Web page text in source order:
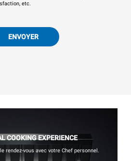
etc.
ENVOYER
COOKING EXPERIENCE
rendez-vous avec votre Chef personnel.